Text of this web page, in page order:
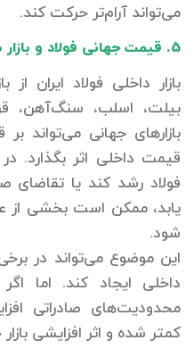
می‌تواند آرام‌تر حرکت کند.
5. قیمت جهانی فولاد و بازار صادرات
بازار داخلی فولاد ایران
بیلت، اسلب، سنگ‌آهن،
بازارهای جهانی می‌تواند
فولاد رشد کند یا تقاضای
یابد، ممکن است بخشی از
شود.
این موضوع می‌تواند در برخی
داخلی ایجاد کند. اما
محدودیت‌های صادراتی
کمتر شده و اثر افزایشی